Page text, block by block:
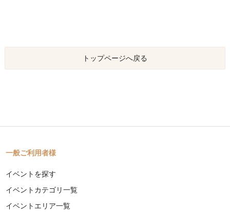
トップページへ戻る
一般ご利用者様
イベントを探す
イベントカテゴリ一覧
イベントエリア一覧